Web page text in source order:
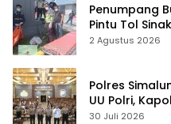
Penumpang
Pintu Tol
Nanggar
2 Agustus 2026
Polres
UU Polri,
Fondasi
30 Juli 2026